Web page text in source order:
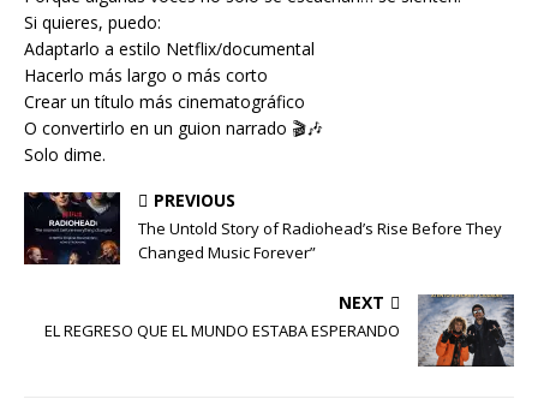
Si quieres, puedo:
Adaptarlo a estilo Netflix/documental
Hacerlo más largo o más corto
Crear un título más cinematográfico
O convertirlo en un guion narrado 🎬🎶
Solo dime.
PREVIOUS
The Untold Story of Radiohead’s Rise Before They
Changed Music Forever”
NEXT
EL REGRESO QUE EL MUNDO ESTABA ESPERANDO